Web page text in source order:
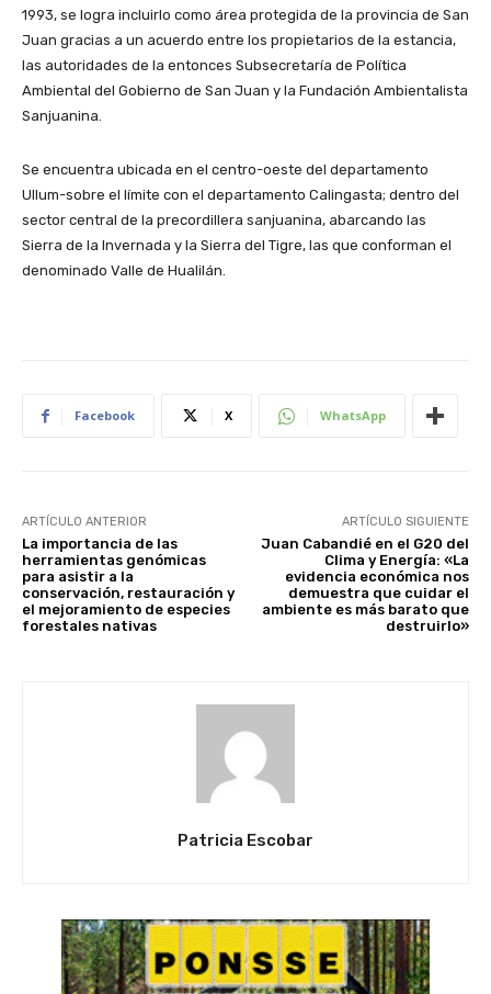
1993, se logra incluirlo como área protegida de la provincia de San
Juan gracias a un acuerdo entre los propietarios de la estancia,
las autoridades de la entonces Subsecretaría de Política
Ambiental del Gobierno de San Juan y la Fundación Ambientalista
Sanjuanina.
Se encuentra ubicada en el centro-oeste del departamento
Ullum-sobre el límite con el departamento Calingasta; dentro del
sector central de la precordillera sanjuanina, abarcando las
Sierra de la Invernada y la Sierra del Tigre, las que conforman el
denominado Valle de Hualilán.
Facebook X WhatsApp
ARTÍCULO ANTERIOR
La importancia de las
herramientas genómicas
para asistir a la
conservación, restauración y
el mejoramiento de especies
forestales nativas
ARTÍCULO SIGUIENTE
Juan Cabandié en el G20 del
Clima y Energía: «La
evidencia económica nos
demuestra que cuidar el
ambiente es más barato que
destruirlo»
Patricia Escobar